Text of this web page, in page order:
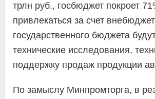
трлн руб., госбюджет покроет
привлекаться за счет
государственного бюджета
технические исследования,
поддержку продаж продукции
По замыслу Минпромторга, в